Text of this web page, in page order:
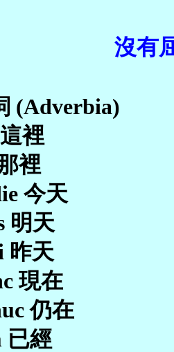
沒有
(Adverbia)
裡
裡
今天
明天
昨天
現在
仍在
已經